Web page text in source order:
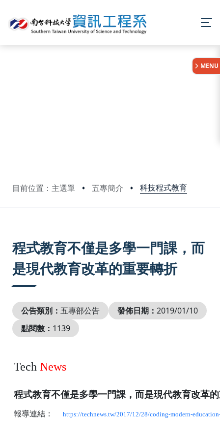
目前位置：主選單 五專簡介 科技程式教育
MENU
程式教育不僅是多學一門課，而
是現代教育改革的重要轉折
公告類別： 五專部公告 發佈日期： 2019/01/10
點閱數： 1139
Tech News
程式教育不僅是多學一門課，而是現代教育改革
報導連結： https://technews.tw/2017/12/28/coding-modern-